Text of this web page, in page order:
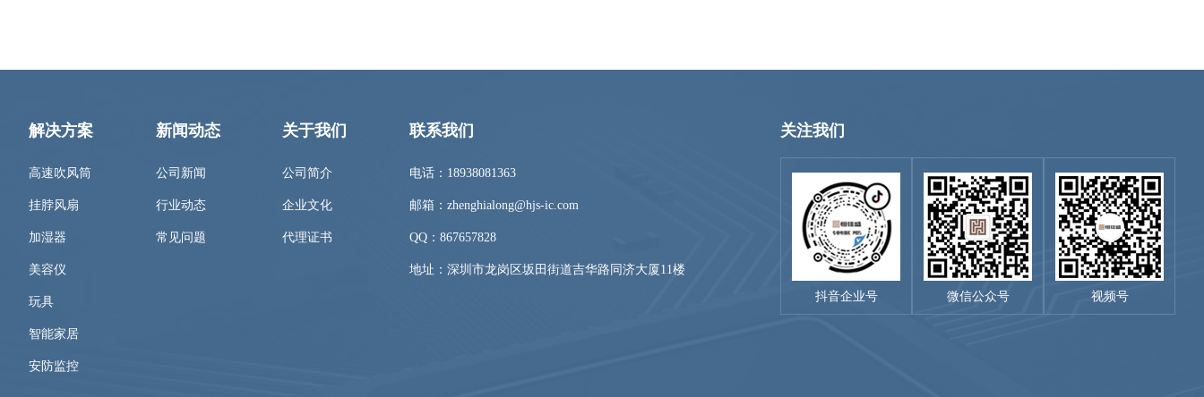
解决方案
高速吹风筒
挂脖风扇
加湿器
美容仪
玩具
智能家居
安防监控
新闻动态
公司新闻
行业动态
常见问题
关于我们
公司简介
企业文化
代理证书
联系我们
电话：18938081363
邮箱：zhenghialong@hjs-ic.com
QQ： 867657828
地址：深圳市龙岗区坂田街道吉华路同济大厦11楼
关注我们
抖音企业号 微信公众号 视频号